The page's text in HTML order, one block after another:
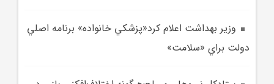
وزير بهداشت اعلام کرد«پزشکي خانواده» برنامه اصلي
دولت براي «سلامت»